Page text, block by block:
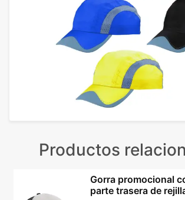
Productos
Gorra promocional
parte trasera de